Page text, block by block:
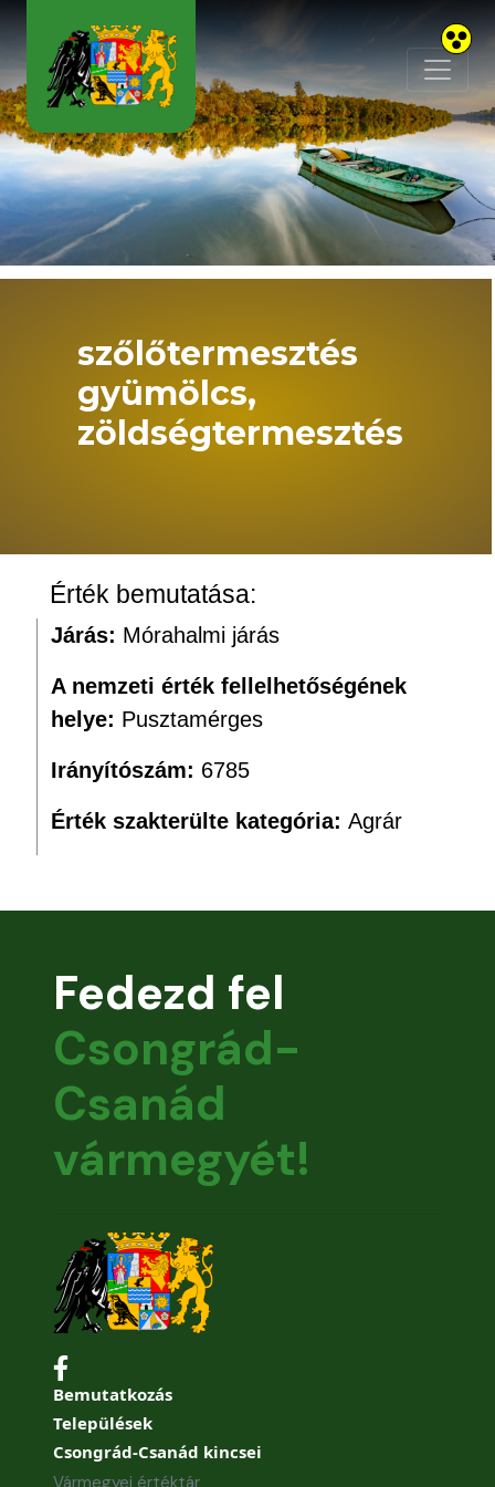
szőlőtermesztés
gyümölcs,
zöldségtermesztés
Érték bemutatása:
Járás: Mórahalmi járás
A nemzeti érték fellelhetőségének
helye: Pusztamérges
Irányítószám: 6785
Érték szakterülte kategória: Agrár
Fedezd fel
Csongrád-
Csanád
vármegyét!
Bemutatkozás
Települések
Csongrád-Csanád kincsei
Vármegyei értéktár